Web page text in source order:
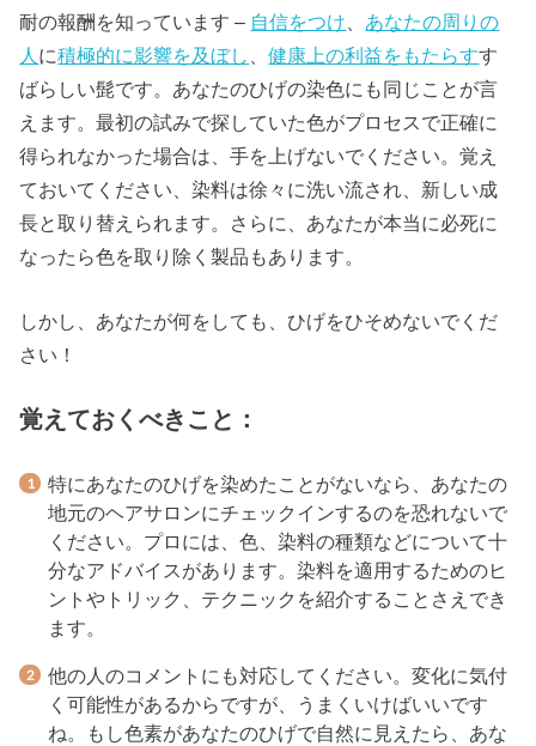
耐の報酬を知っています – 自信をつけ
あなたの周りの
人 に積極的に影響を及ぼし 、健康上の利益をもたらすす
ばらしい髭です。あなたのひげの染色にも同じことが言
えます。最初の試みで探していた色がプロセスで正確に
得られなかった場合は、手を上げないでください。覚え
ておいてください、染料は徐々に洗い流され、新しい成
長と取り替えられます。さらに、あなたが本当に必死に
なったら色を取り除く製品もあります。
しかし、あなたが何をしても、ひげをひそめないでくだ
さい！
覚えておくべきこと：
特にあなたのひげを染めたことがないなら、あなたの
地元のヘアサロンにチェックインするのを恐れないで
ください。プロには、色、染料の種類などについて十
分なアドバイスがあります。染料を適用するためのヒ
ントやトリック、テクニックを紹介することさえでき
ます。
他の人のコメントにも対応してください。変化に気付
く可能性があるからですが、うまくいけばいいです
ね。もし色素があなたのひげで自然に見えたら、あな